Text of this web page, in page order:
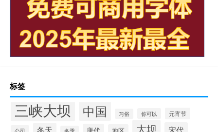
标签
三峡大坝 中国 习俗 你可以 元宵节
冬天 唐代 大坝 宋代